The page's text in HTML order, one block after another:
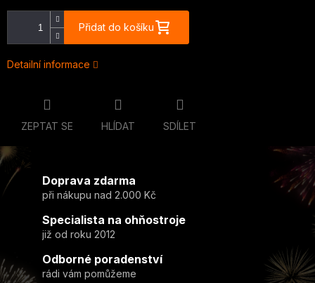
Přidat do košíku
Detailní informace
ZEPTAT SE HLÍDAT SDÍLET
Doprava zdarma
při nákupu nad 2.000 Kč
Specialista na ohňostroje
již od roku 2012
Odborné poradenství
rádi vám pomůžeme